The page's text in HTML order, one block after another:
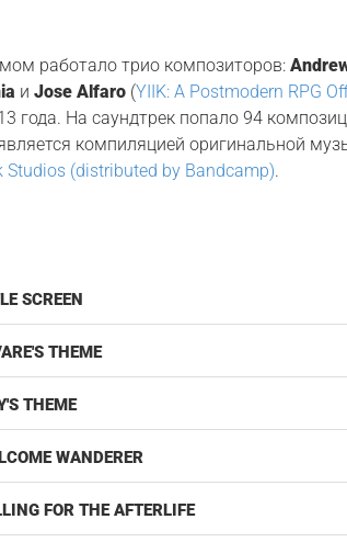
работало трио композиторов:
иJose Alfaro (YIIK: A Postmodern RPG
года. На саундтрек попало 94
компиляцией оригинальной
Studios (distributed by Bandcamp).
SCREEN
THEME
THEME
WANDERER
FOR THE AFTERLIFE